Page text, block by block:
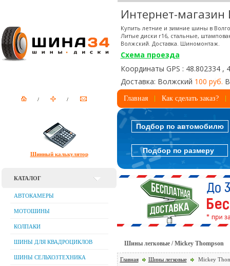
Интернет-
Купить летние и зимние шины в
Литые диски r16, стальные,
Волжский. Доставка. Шиномонтаж.
Схема проезда
Координаты GPS : 48.802334 ,
Доставка: Волжский 100 руб.
Главная Как сделать заказ?
Шинный калькулятор
КАТАЛОГ
АВТОКАМЕРЫ
МОТОШИНЫ
КОЛПАКИ
ШИНЫ ДЛЯ КВАДРОЦИКЛОВ
ШИНЫ СЕЛЬХОЗТЕХНИКА
Подбор по автомобилю
Подбор по размеру
Шины легковые / Mickey Thompson
Главная Шины легковые Mickey